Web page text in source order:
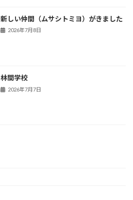
新しい仲間（ムサシトミヨ）がきました
2026年7月8日
林間学校
2026年7月7日